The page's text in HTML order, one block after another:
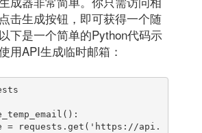
击生成按钮，即可获得一个随
下是一个简单的Python代码示
用API生成临时邮箱：